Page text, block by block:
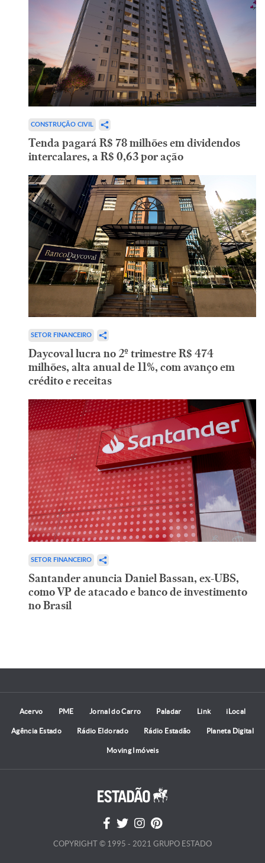
CONSTRUÇÃO CIVIL
Tenda pagará R$ 78 milhões em dividendos
intercalares, a R$ 0,63 por ação
SETOR FINANCEIRO
Daycoval lucra no 2º trimestre R$ 474
milhões, alta anual de 11%, com avanço em
crédito e receitas
SETOR FINANCEIRO
Santander anuncia Daniel Bassan, ex-UBS,
como VP de atacado e banco de investimento
no Brasil
Acervo PME Jornal do Carro Paladar Link iLocal
Agência Estado Rádio Eldorado Rádio Estadão Planeta Digital
Moving Imóveis
COPYRIGHT © 1995 - 2021 GRUPO ESTADO